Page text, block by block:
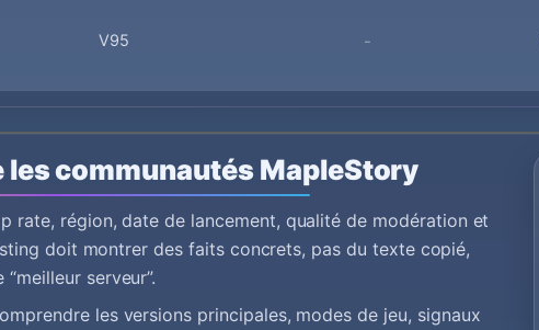
V95 -
communautés MapleStory
rate, région, date de lancement, qualité de modération et
doit montrer des faits concrets, pas du texte copié,
serveur”.
les versions principales, modes de jeu, signaux